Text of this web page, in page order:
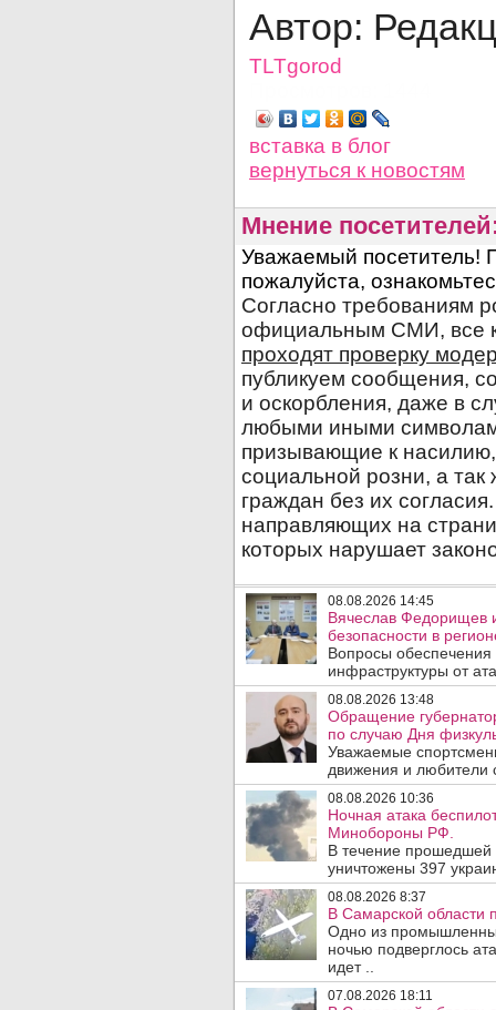
Автор:
TLTgorod
вставка в блог
вернуться к новостям
Мнение
08.08.2026 14:45
Вячеслав Федорищев
безопасности в
Вопросы обеспечения
инфраструктуры от
08.08.2026 13:48
Обращение
по случаю Дня
Уважаемые
движения и любители
08.08.2026 10:36
Ночная атака
Минобороны РФ.
В течение
уничтожены 397
08.08.2026 8:37
В Самарской области
Одно из
ночью подверглось
идет ..
07.08.2026 18:11